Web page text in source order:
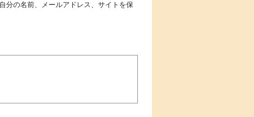
分の名前、メールアドレス、サイトを保